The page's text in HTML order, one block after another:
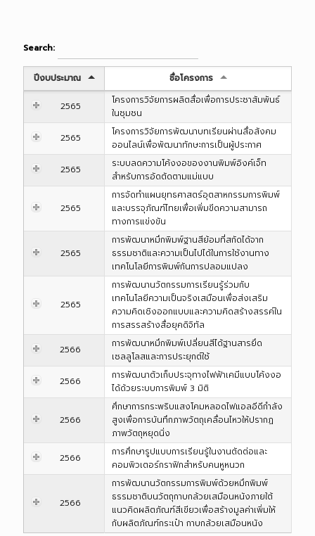
Search:
ปีงบประมาณ ชื่อโครงการ
2565
โครงการวิจัยการผลิตสื่อเพื่อการประชาสัมพันธ์
ในชุมชน
2565
โครงการวิจัยการพัฒนาบทเรียนผ่านสื่อสังคม
ออนไลน์เพื่อพัฒนาทักษะการเป็นผู้ประกาศ
2565
ระบบลดความโค้งงอของงานพิมพ์อิงค์เจ็ท
สำหรับการอัดตัดตามแม่แบบ
2565
การจัดทำแผนยุทธศาสตร์อุตสาหกรรมการพิมพ์
และบรรจุภัณฑ์ไทยเพื่อเพิ่มขีดความสามารถ
ทางการแข่งขัน
2565
การพัฒนาหมึกพิมพ์ฐานสีย้อมที่สกัดได้จาก
ธรรมชาติและความเป็นไปได้ในการใช้งานทาง
เทคโนโลยีการพิมพ์กันการปลอมแปลง
2565
การพัฒนานวัตกรรมการเรียนรู้ร่วมกับ
เทคโนโลยีความเป็นจริงเสมือนเพื่อส่งเสริม
ความคิดเชิงออกแบบและความคิดสร้างสรรค์ใน
การสรรสร้างสื่อยุคดิจิทัล
2566
การพัฒนาหมึกพิมพ์เปลี่ยนสีได้ฐานสารยึด
เซลลูโลสและการประยุกต์ใช้
2566
การพัฒนาตัวเก็บประจุทางไฟฟ้าเคมีแบบโค้งงอ
ได้ด้วยระบบการพิมพ์ 3 มิติ
2566
ศึกษาการกระพริบแสงโคมหลอดไฟแอลอีดีกำลัง
สูงเพื่อการบันทึกภาพวัตถุเคลื่อนไหวให้ปรากฏ
ภาพวัตถุหยุดนิ่ง
2566
การศึกษารูปแบบการเรียนรู้ในงานตัดต่อและ
คอมพิวเตอร์กราฟิกสำหรับคนหูหนวก
2566
การพัฒนานวัตกรรมการพิมพ์ด้วยหมึกพิมพ์
ธรรมชาติบนวัตถุกาบกล้วยเสมือนหนังภายใต้
แนวคิดผลิตภัณฑ์สีเขียวเพื่อสร้างมูลค่าเพิ่มให้
กับผลิตภัณฑ์กระเป๋า กาบกล้วยเสมือนหนัง